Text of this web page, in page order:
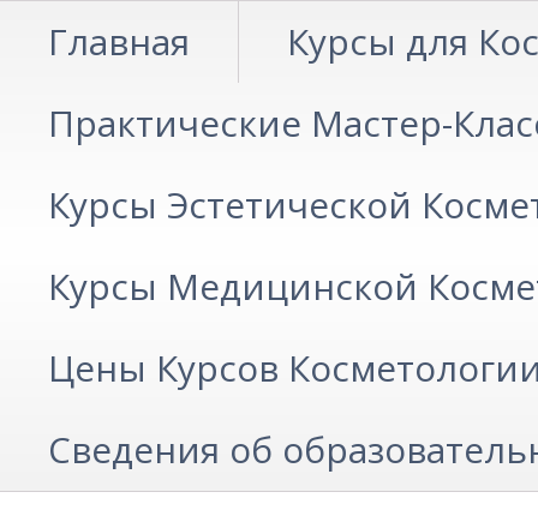
Главная
Курсы для
Практические Мастер-
Курсы Эстетической
Курсы Медицинской
Цены Курсов
Сведения об